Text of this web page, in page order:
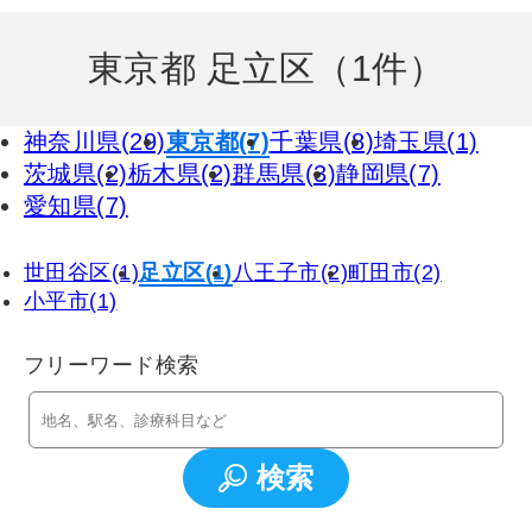
東京都 足立区（1件）
神奈川県(29)東京都(7)千葉県(8)埼玉県(1)
茨城県(2)栃木県(2)群馬県(3)静岡県(7)
愛知県(7)
世田谷区(1)足立区(1) 八王子市(2)町田市(2)
小平市(1)
フリーワード検索
検索